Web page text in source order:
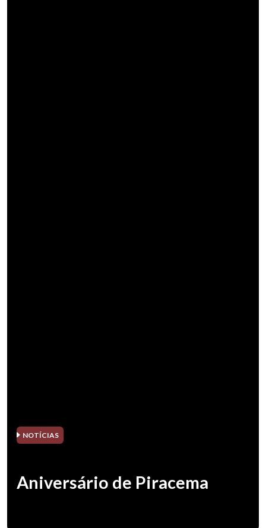
NOTÍCIAS
Aniversário de Piracema